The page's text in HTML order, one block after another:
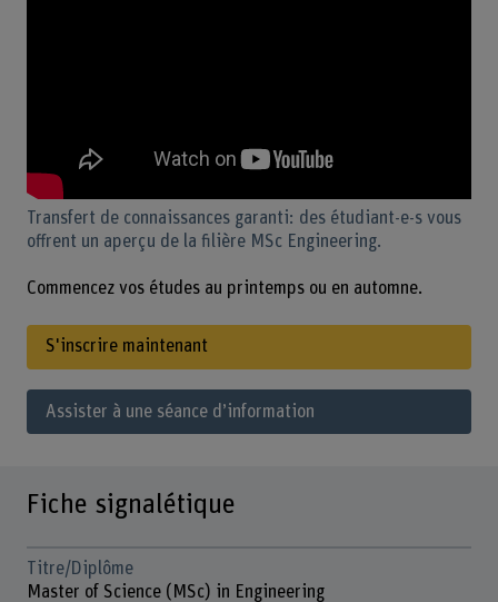
Transfert de connaissances garanti: des étudiant-e-s vous
offrent un aperçu de la filière MSc Engineering.
Commencez vos études au printemps ou en automne.
S'inscrire maintenant
Assister à une séance d’information
Fiche signalétique
Titre/Diplôme
Master of Science (MSc) in Engineering